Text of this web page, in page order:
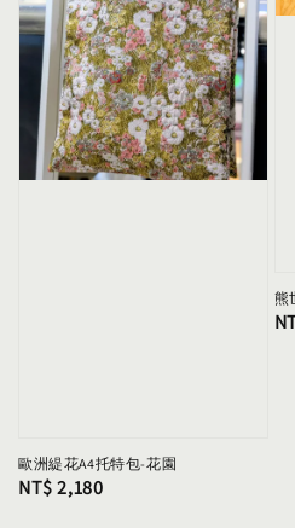
歐洲緹花A4托特包-花園
Regular
NT$ 2,180
熊